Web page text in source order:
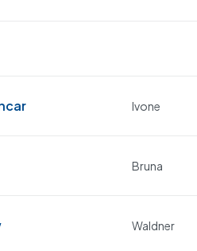
Ivone
Bruna
Waldner